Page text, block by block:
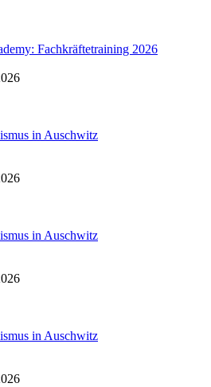
Fachkräftetraining 2026
in Auschwitz
in Auschwitz
in Auschwitz